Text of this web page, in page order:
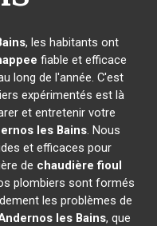
, les habitants ont
fiable et efficace
long de l'année. C'est
expérimentés est là
et entretenir votre
les Bains. Nous
et efficaces pour
de chaudière fioul
plombiers sont formés
les problèmes de
les Bains, que